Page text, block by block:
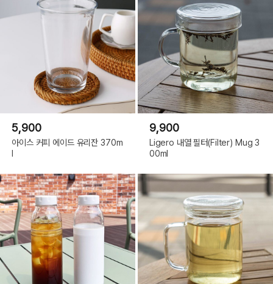
5,900
아이스 커피 에이드 유리잔 370m
l
9,900
Ligero 내열 필터(Filter) Mug 3
00ml